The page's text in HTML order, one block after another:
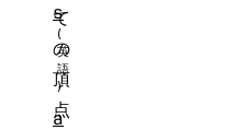
て
の
頂
点
s
a